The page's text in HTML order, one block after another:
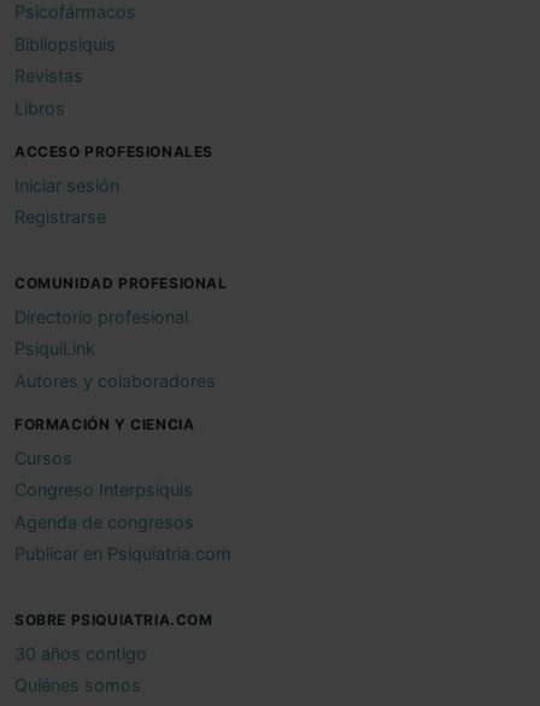
Psicofármacos
Bibliopsiquis
Revistas
Libros
ACCESO PROFESIONALES
Iniciar sesión
Registrarse
COMUNIDAD PROFESIONAL
Directorio profesional
PsiquiLink
Autores y colaboradores
FORMACIÓN Y CIENCIA
Cursos
Congreso Interpsiquis
Agenda de congresos
Publicar en Psiquiatria.com
SOBRE PSIQUIATRIA.COM
30 años contigo
Quiénes somos